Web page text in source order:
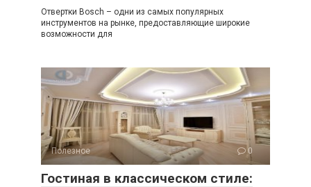
Отвертки Bosch – одни из самых популярных
инструментов на рынке, предоставляющие широкие
возможности для
Полезное 0
Гостиная в классическом стиле: